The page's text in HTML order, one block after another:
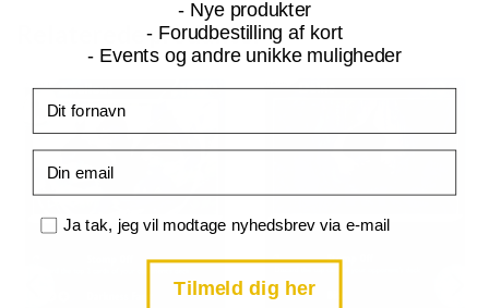
Relaterede produkter
- Nye produkter
- Forudbestilling af kort
- Events og andre unikke muligheder
Samtykke
Ja tak, jeg vil modtage nyhedsbrev via e-mail
Tilmeld dig her